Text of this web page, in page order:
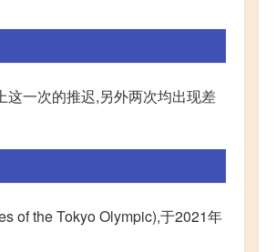
一次的推迟,另外两次均出现差
of the Tokyo Olympic),于2021年